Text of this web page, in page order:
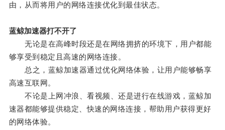
由，从而将用户的网络连接优化到最佳状态。
蓝鲸加速器打不开了
无论是在高峰时段还是在网络拥挤的环境下，用户都能
够享受到稳定且高速的网络连接。
总之，蓝鲸加速器通过优化网络体验，让用户能够畅享
高速互联网。
不论是上网冲浪、看视频、还是进行在线游戏，蓝鲸加
速器都能够提供稳定、快速的网络连接，帮助用户获得更好
的网络体验。